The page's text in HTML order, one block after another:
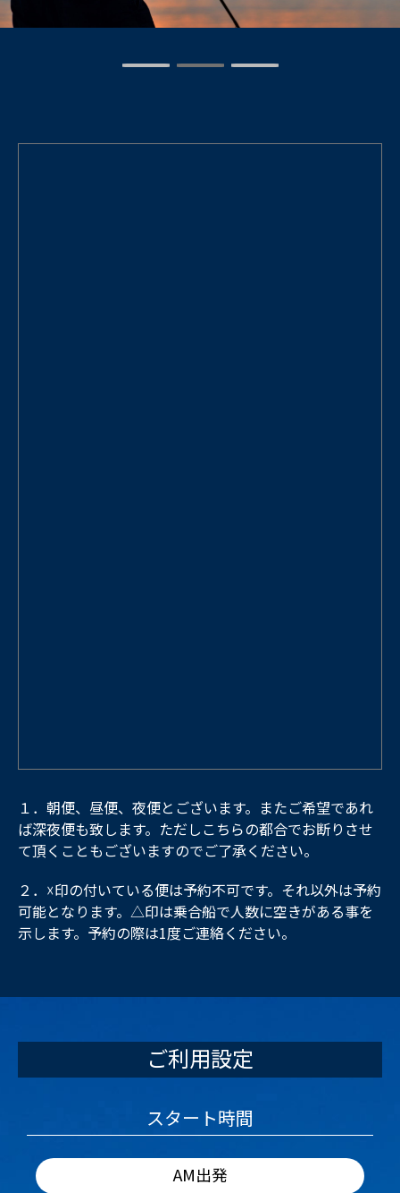
１．朝便、昼便、夜便とございます。またご希望であれ
ば深夜便も致します。ただしこちらの都合でお断りさせ
て頂くこともございますのでご了承ください。
２．☓印の付いている便は予約不可です。それ以外は予約
可能となります。△印は乗合船で人数に空きがある事を
示します。予約の際は1度ご連絡ください。
ご利用設定
スタート時間
AM出発